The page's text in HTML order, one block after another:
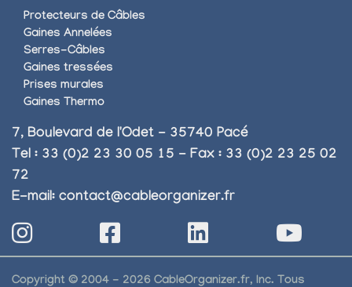
Protecteurs de Câbles
Gaines Annelées
Serres-Câbles
Gaines tressées
Prises murales
Gaines Thermo
7, Boulevard de l'Odet - 35740 Pacé
Tel : 33 (0)2 23 30 05 15 - Fax : 33 (0)2 23 25 02
72
E-mail: contact@cableorganizer.fr
Copyright © 2004 - 2026 CableOrganizer.fr, Inc. Tous